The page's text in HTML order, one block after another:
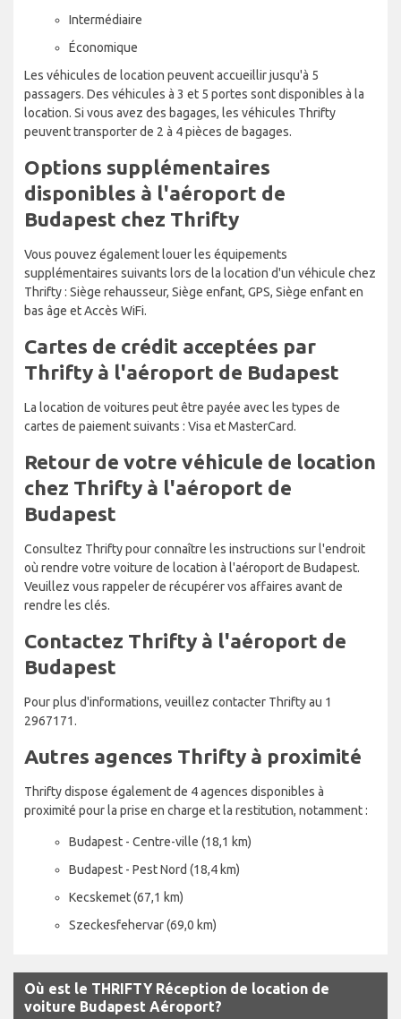
Intermédiaire
Économique
Les véhicules de location peuvent accueillir jusqu'à 5
passagers. Des véhicules à 3 et 5 portes sont disponibles à la
location. Si vous avez des bagages, les véhicules Thrifty
peuvent transporter de 2 à 4 pièces de bagages.
Options supplémentaires
disponibles à l'aéroport de
Budapest chez Thrifty
Vous pouvez également louer les équipements
supplémentaires suivants lors de la location d'un véhicule chez
Thrifty : Siège rehausseur, Siège enfant, GPS, Siège enfant en
bas âge et Accès WiFi.
Cartes de crédit acceptées par
Thrifty à l'aéroport de Budapest
La location de voitures peut être payée avec les types de
cartes de paiement suivants : Visa et MasterCard.
Retour de votre véhicule de location
chez Thrifty à l'aéroport de
Budapest
Consultez Thrifty pour connaître les instructions sur l'endroit
où rendre votre voiture de location à l'aéroport de Budapest.
Veuillez vous rappeler de récupérer vos affaires avant de
rendre les clés.
Contactez Thrifty à l'aéroport de
Budapest
Pour plus d'informations, veuillez contacter Thrifty au 1
2967171.
Autres agences Thrifty à proximité
Thrifty dispose également de 4 agences disponibles à
proximité pour la prise en charge et la restitution, notamment :
Budapest - Centre-ville (18,1 km)
Budapest - Pest Nord (18,4 km)
Kecskemet (67,1 km)
Szeckesfehervar (69,0 km)
Où est le THRIFTY Réception de location de
voiture Budapest Aéroport?